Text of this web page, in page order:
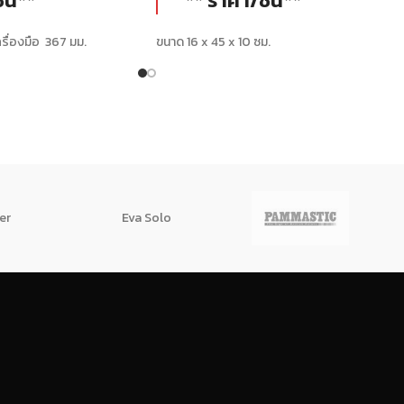
รื่องมือ 367 มม.
ขนาด 16 x 45 x 10 ซม.
Eva Solo